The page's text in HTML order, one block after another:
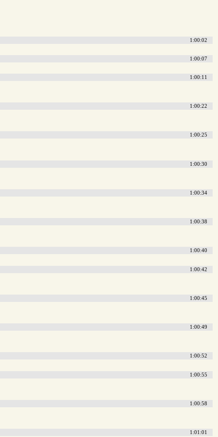
1:00:02
1:00:07
1:00:11
1:00:22
1:00:25
1:00:30
1:00:34
1:00:38
1:00:40
1:00:42
1:00:45
1:00:49
1:00:52
1:00:55
1:00:58
1:01:01